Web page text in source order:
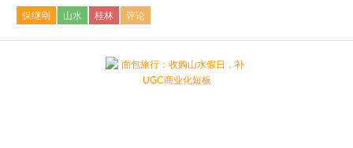
保继刚 山水 桂林 评论